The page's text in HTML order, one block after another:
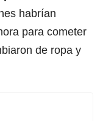
habrían
para cometer
de ropa y